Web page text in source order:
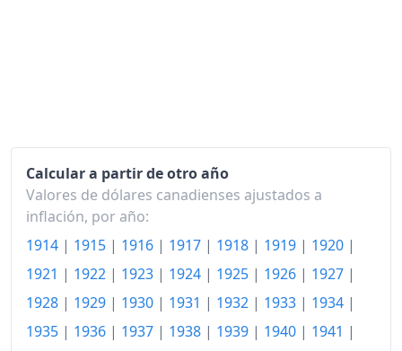
2016
138.26
2017
140.47
2018
143.65
2019
146.45
2020
147.50
Calcular a partir de otro año
Valores de dólares canadienses ajustados a
inflación, por año:
1914 | 1915 | 1916 | 1917 | 1918 | 1919 | 1920 |
1921 | 1922 | 1923 | 1924 | 1925 | 1926 | 1927 |
1928 | 1929 | 1930 | 1931 | 1932 | 1933 | 1934 |
1935 | 1936 | 1937 | 1938 | 1939 | 1940 | 1941 |